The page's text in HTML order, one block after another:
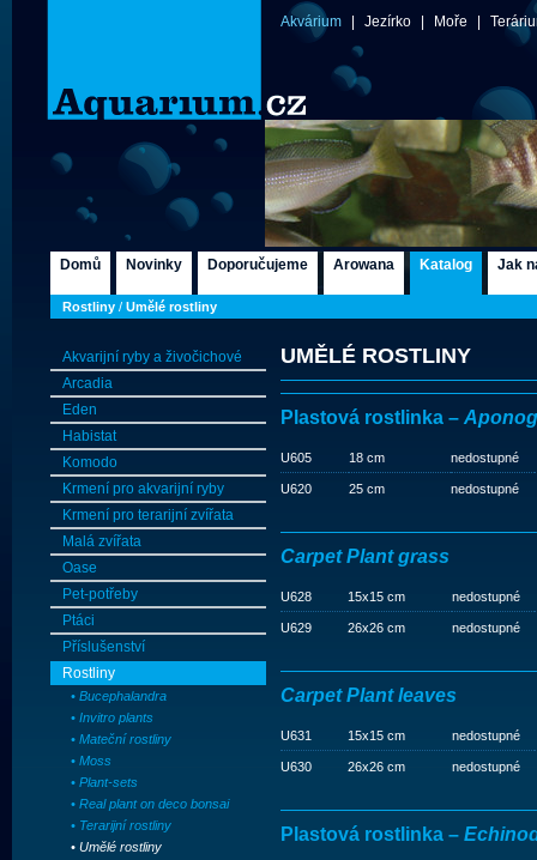
Akvárium Jezírko Moře
Domů Novinky Doporučujeme Arowana Katalog Jak
Rostliny / Umělé rostliny
Akvarijní ryby a živočichové
Arcadia
Eden
Habistat
Komodo
Krmení pro akvarijní ryby
Krmení pro terarijní zvířata
Malá zvířata
Oase
Pet-potřeby
Ptáci
Příslušenství
Rostliny
• Bucephalandra
• Invitro plants
• Mateční rostliny
• Moss
• Plant-sets
• Real plant on deco bonsai
• Terarijní rostliny
• Umělé rostliny
UMĚLÉ ROSTLINY
Plastová rostlinka –
U605 18 cm nedostupné
U620 25 cm nedostupné
Carpet Plant grass
U628 15x15 cm nedostupné
U629 26x26 cm nedostupné
Carpet Plant leaves
U631 15x15 cm nedostupné
U630 26x26 cm nedostupné
Plastová rostlinka –